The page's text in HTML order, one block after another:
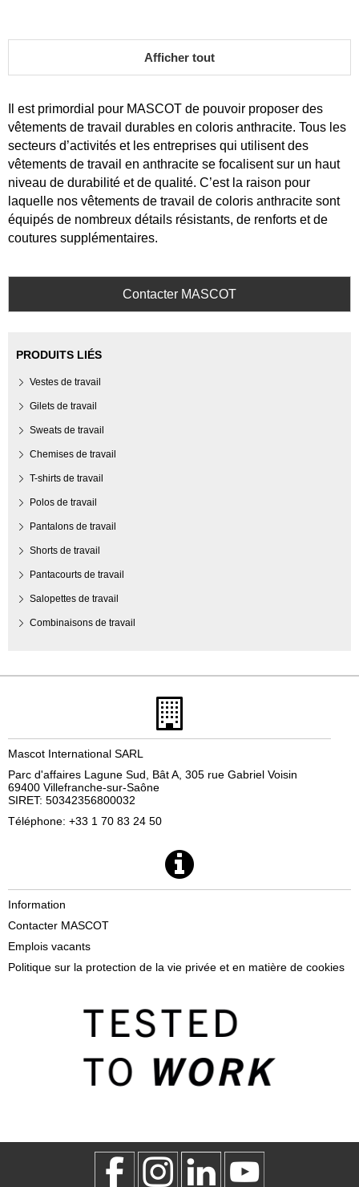
Afficher tout
Il est primordial pour MASCOT de pouvoir proposer des
vêtements de travail durables en coloris anthracite. Tous les
secteurs d’activités et les entreprises qui utilisent des
vêtements de travail en anthracite se focalisent sur un haut
niveau de durabilité et de qualité. C’est la raison pour
laquelle nos vêtements de travail de coloris anthracite sont
équipés de nombreux détails résistants, de renforts et de
coutures supplémentaires.
Contacter MASCOT
PRODUITS LIÉS
Vestes de travail
Gilets de travail
Sweats de travail
Chemises de travail
T-shirts de travail
Polos de travail
Pantalons de travail
Shorts de travail
Pantacourts de travail
Salopettes de travail
Combinaisons de travail
Mascot International SARL
Parc d'affaires Lagune Sud, Bât A, 305 rue Gabriel Voisin
69400 Villefranche-sur-Saône
SIRET: 50342356800032
Téléphone: +33 1 70 83 24 50
Information
Contacter MASCOT
Emplois vacants
Politique sur la protection de la vie privée et en matière de cookies